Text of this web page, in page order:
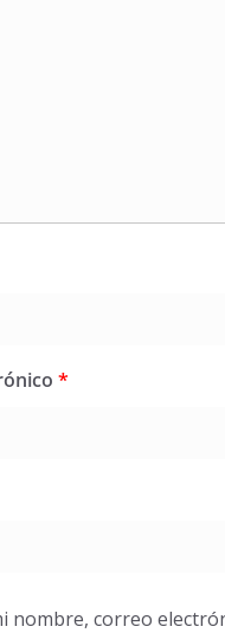
*
nombre, correo